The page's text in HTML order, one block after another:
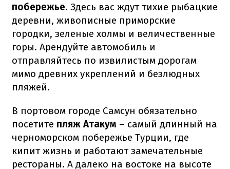
побережье. Здесь вас ждут тихие рыбацкие
деревни, живописные приморские
городки, зеленые холмы и величественные
горы. Арендуйте автомобиль и
отправляйтесь по извилистым дорогам
мимо древних укреплений и безлюдных
пляжей.
В портовом городе Самсун обязательно
посетите пляж Атакум – самый длинный на
черноморском побережье Турции, где
кипит жизнь и работают замечательные
рестораны. А далеко на востоке на высоте